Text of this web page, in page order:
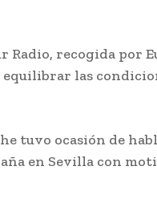
recogida por
las
tuvo ocasión de
en Sevilla con